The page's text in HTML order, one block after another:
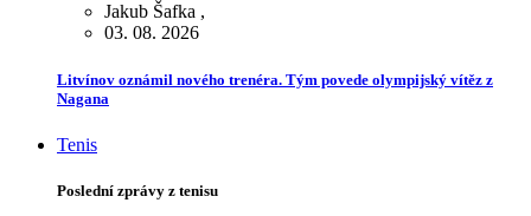
Jakub Šafka ,
03. 08. 2026
Litvínov oznámil nového trenéra. Tým povede olympijský vítěz z
Nagana
Tenis
Poslední zprávy z tenisu